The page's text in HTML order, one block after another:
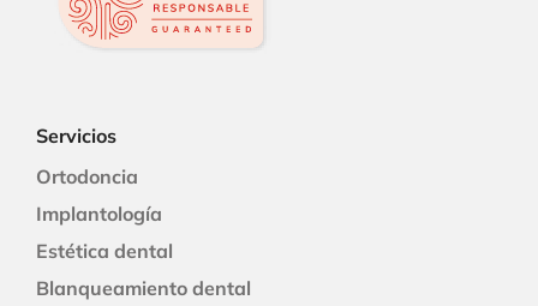
Servicios
Ortodoncia
Implantología
Estética dental
Blanqueamiento dental